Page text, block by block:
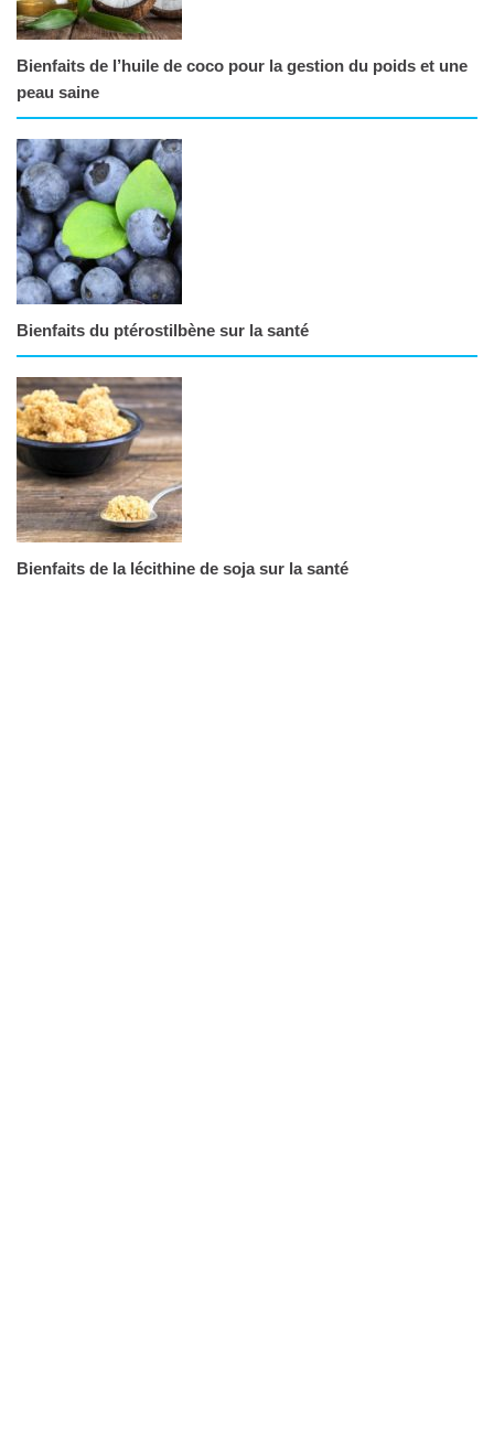
Bienfaits de l’huile de coco pour la gestion du poids et une
peau saine
Bienfaits du ptérostilbène sur la santé
Bienfaits de la lécithine de soja sur la santé